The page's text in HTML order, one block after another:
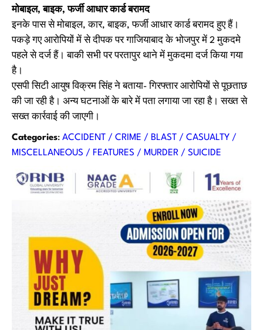
मोबाइल, बाइक, फर्जी आधार कार्ड बरामद
इनके पास से मोबाइल, कार, बाइक, फर्जी आधार कार्ड बरामद हुए हैं।
पकड़े गए आरोपियों में से दीपक पर गाजियाबाद के भोजपुर में 2 मुकदमे
पहले से दर्ज हैं। बाकी सभी पर परतापुर थाने में मुकदमा दर्ज किया गया
है।
एसपी सिटी आयुष विक्रम सिंह ने बताया- गिरफ्तार आरोपियों से पूछताछ
की जा रही है। अन्य घटनाओं के बारे में पता लगाया जा रहा है। सख्त से
सख्त कार्रवाई की जाएगी।
Categories: ACCIDENT / CRIME / BLAST / CASUALTY /
MISCELLANEOUS / FEATURES / MURDER / SUICIDE